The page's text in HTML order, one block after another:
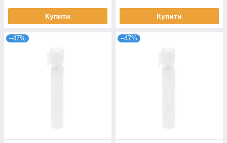
Купити Купити
–47% –47%